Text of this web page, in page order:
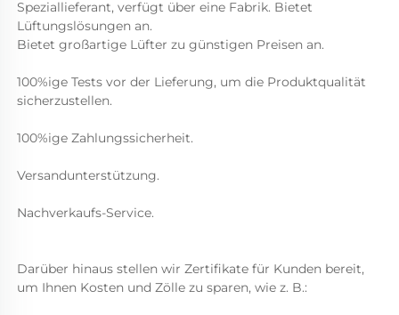
Speziallieferant, verfügt über eine Fabrik. Bietet
Lüftungslösungen an.
Bietet großartige Lüfter zu günstigen Preisen an.
100%ige Tests vor der Lieferung, um die Produktqualität
sicherzustellen.
100%ige Zahlungssicherheit.
Versandunterstützung.
Nachverkaufs-Service.
Darüber hinaus stellen wir Zertifikate für Kunden bereit,
um Ihnen Kosten und Zölle zu sparen, wie z. B.: